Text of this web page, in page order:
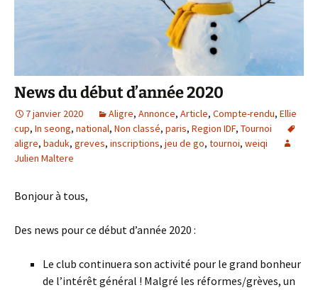
News du début d’année 2020
7 janvier 2020 Aligre, Annonce, Article, Compte-rendu, Ellie
cup, In seong, national, Non classé, paris, Region IDF, Tournoi
aligre, baduk, greves, inscriptions, jeu de go, tournoi, weiqi
Julien Maltere
Bonjour à tous,
Des news pour ce début d’année 2020 :
Le club continuera son activité pour le grand bonheur
de l’intérêt général ! Malgré les réformes/grèves, un